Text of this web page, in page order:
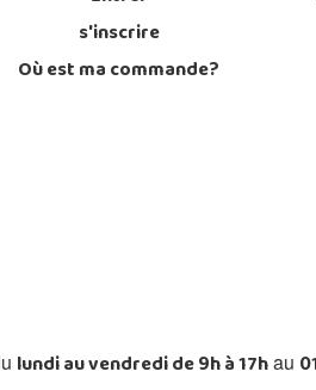
s'inscrire
Où est ma commande?
lundi au vendredi de 9h à 17hau